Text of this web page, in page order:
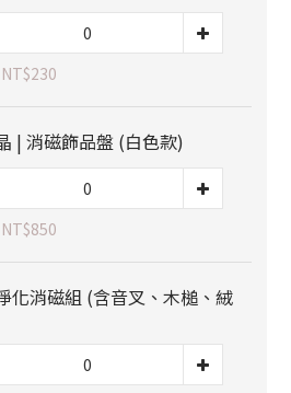
| 消磁飾品盤 (白色款)
化消磁組 (含音叉、木槌、絨